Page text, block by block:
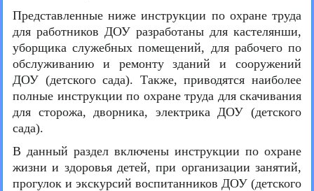
Представленные ниже инструкции по охране труда
для работников ДОУ разработаны для кастелянши,
уборщика служебных помещений, для рабочего по
обслуживанию и ремонту зданий и сооружений
ДОУ (детского сада). Также, приводятся наиболее
полные инструкции по охране труда для скачивания
для сторожа, дворника, электрика ДОУ (детского
сада).
В данный раздел включены инструкции по охране
жизни и здоровья детей, при организации занятий,
прогулок и экскурсий воспитанников ДОУ (детского